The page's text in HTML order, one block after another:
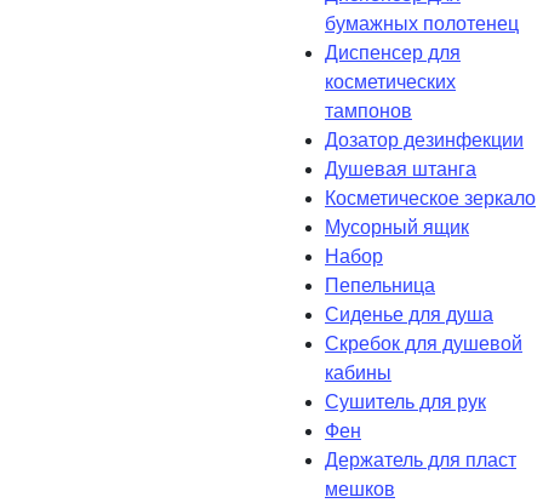
бумажных полотенец
Диспенсер для
косметических
тампонов
Дозатор дезинфекции
Душевая штанга
Косметическое зеркало
Мусорный ящик
Набор
Пепельница
Сиденье для душа
Скребок для душевой
кабины
Сушитель для рук
Фен
Держатель для пласт
мешков